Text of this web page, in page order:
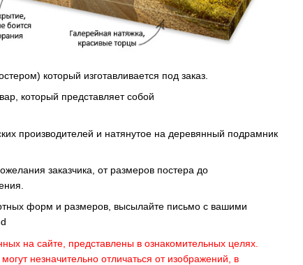
который изготавливается под заказ.
который представляет собой
производителей и натянутое на деревянный подрамник
заказчика, от размеров постера до
форм и размеров, высылайте письмо c вашими
на сайте, представлены в ознакомительных целях.
незначительно отличаться от изображений, в